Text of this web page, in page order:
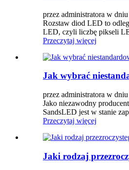
przez administratora w
Rozstaw diod LED to
LED, czyli liczbę pikseli
Przeczytaj więcej
Jak wybrać
przez administratora w
Jako niezawodny
SandsLED jest w stanie
Przeczytaj więcej
Jaki rodzaj